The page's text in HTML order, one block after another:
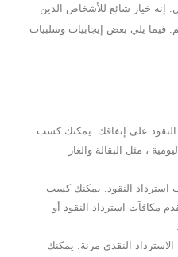
إنه خيار شائع للأشخاص الذين
يلي بعض إيجابيات وسلبيات
النقود على إنفاقك. يمكنك كسب
، مثل البقالة والغاز
النقود. يمكنك كسب
مكافآت استرداد النقود أو
الاسترداد النقدي مرنة. يمكنك